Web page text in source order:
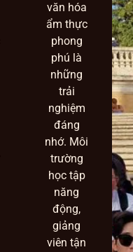
văn hóa
ẩm thực
phong
phú là
những
trải
nghiệm
đáng
nhớ. Môi
trường
học tập
năng
động,
giảng
viên tận